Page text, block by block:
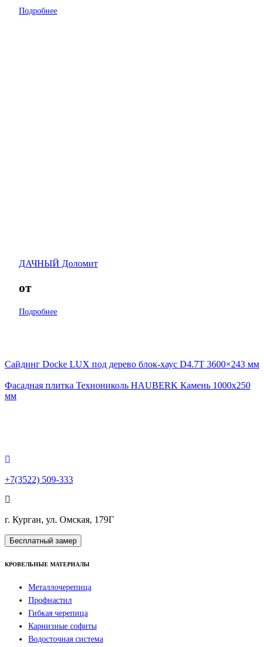
Подробнее
ДАЧНЫЙ Доломит
от
Подробнее
Сайдинг Docke LUX под дерево блок-хаус D4.7T 3600×243 мм
Фасадная плитка Технониколь HAUBERK Камень 1000х250
мм
+7(3522) 509-333
г. Курган, ул. Омская, 179Г
Бесплатный замер
КРОВЕЛЬНЫЕ МАТЕРИАЛЫ
Металлочерепица
Профнастил
Гибкая черепица
Карнизные софиты
Водосточная система